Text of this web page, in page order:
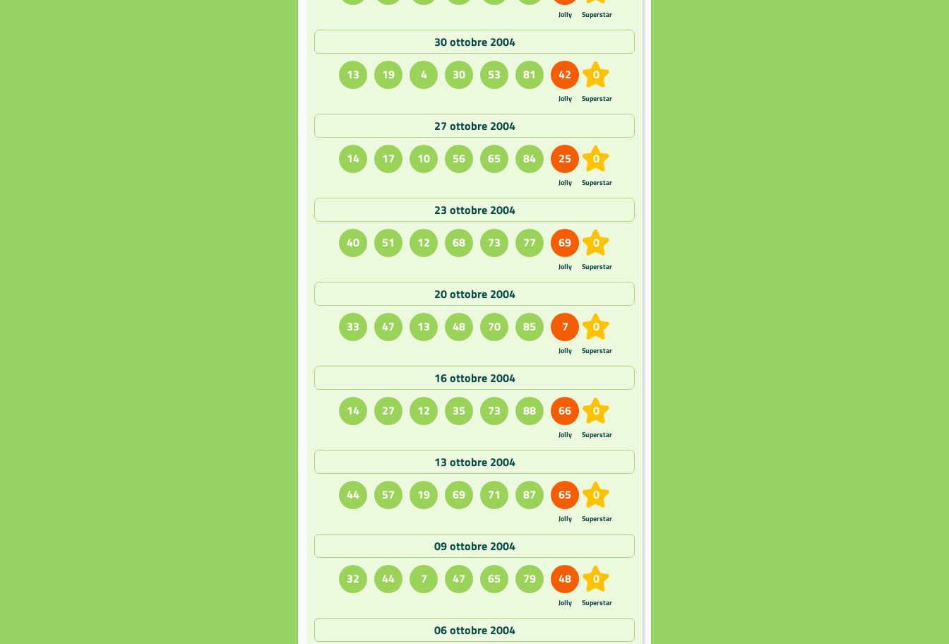
Jolly Superstar
30 ottobre 2004
13
19 4 30 53 81 42
Jolly
0
Superstar
27 ottobre 2004
14
17 10 56 65 84 25
Jolly
0
Superstar
23 ottobre 2004
40
51 12 68 73 77 69
Jolly
0
Superstar
20 ottobre 2004
33
47 13 48 70 85 7
Jolly
0
Superstar
16 ottobre 2004
14
27 12 35 73 88 66
Jolly
0
Superstar
13 ottobre 2004
44
57 19 69 71 87 65
Jolly
0
Superstar
09 ottobre 2004
32
44 7 47 65 79 48
Jolly
0
Superstar
06 ottobre 2004